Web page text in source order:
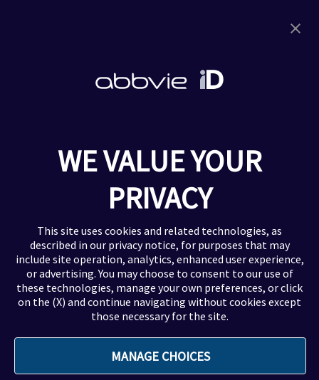
Dermatologia
Virologia
Privacy & Cookie Policy
Avvisi legali e responsabilità
Accessibilità
Contatti e Servizi
Segnalazione eventi avversi
FAQ
WE VALUE YOUR
PRIVACY
This site uses cookies and related technologies, as
described in our privacy notice, for purposes that may
include site operation, analytics, enhanced user experience,
or advertising. You may choose to consent to our use of
these technologies, manage your own preferences, or click
on the (X) and continue navigating without cookies except
those necessary for the site.
MANAGE CHOICES